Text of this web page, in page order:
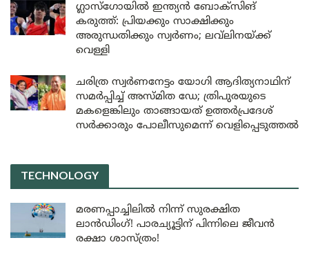
ഗ്ലാസ്‌ഗോയിൽ ഇന്ത്യൻ ബോക്സിങ്
കരുത്ത്: പ്രിയക്കും സാക്ഷിക്കും
അരുന്ധതിക്കും സ്വർണം; ലവ്‌ലിനയ്ക്ക്
വെള്ളി
ചരിത്ര സ്വർണനേട്ടം യോഗി ആദിത്യനാഥിന്
സമർപ്പിച്ച് അസ്മിത ഡേ; ത്രിപുരയുടെ
മകളെങ്കിലും താങ്ങായത് ഉത്തർപ്രദേശ്
സർക്കാരും പോലീസുമെന്ന് വെളിപ്പെടുത്തൽ
TECHNOLOGY
മരണപ്പാച്ചിലിൽ നിന്ന് സുരക്ഷിത
ലാൻഡിംഗ്! പാരച്യൂട്ടിന് പിന്നിലെ ജീവൻ
രക്ഷാ ശാസ്ത്രം!